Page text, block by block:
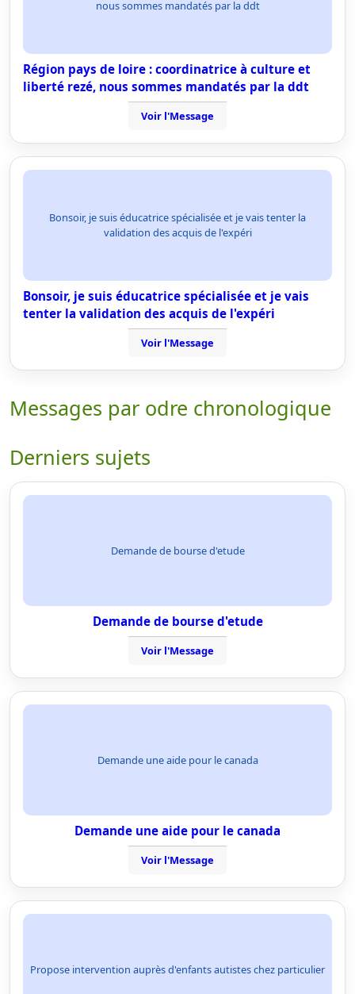
nous sommes mandatés par la ddt
Région pays de loire : coordinatrice à culture et
liberté rezé, nous sommes mandatés par la ddt
Voir l'Message
Bonsoir, je suis éducatrice spécialisée et je vais tenter la
validation des acquis de l'expéri
Bonsoir, je suis éducatrice spécialisée et je vais
tenter la validation des acquis de l'expéri
Voir l'Message
Messages par odre chronologique
Derniers sujets
Demande de bourse d'etude
Demande de bourse d'etude
Voir l'Message
Demande une aide pour le canada
Demande une aide pour le canada
Voir l'Message
Propose intervention auprès d'enfants autistes chez particulier